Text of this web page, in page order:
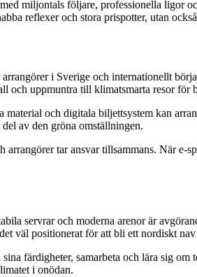
miljontals följare, professionella ligor
reflexer och stora prispotter, utan
i Sverige och internationellt
och uppmuntra till klimatsmarta resor för
och digitala biljettsystem kan
av den gröna omställningen.
tar ansvar tillsammans. När
servrar och moderna arenor är
väl positionerat för att bli ett nordiskt nav
färdigheter, samarbeta och lära sig
i onödan.